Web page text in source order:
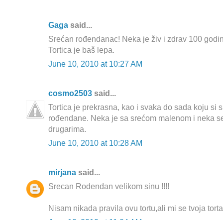
Gaga said...
Srećan rođendanac! Neka je živ i zdrav 100
Tortica je baš lepa.
June 10, 2010 at 10:27 AM
cosmo2503 said...
Tortica je prekrasna, kao i svaka do sada koju si
rođendane. Neka je sa srećom malenom i neka
drugarima.
June 10, 2010 at 10:28 AM
mirjana said...
Srecan Rodendan velikom sinu !!!!
Nisam nikada pravila ovu tortu,ali mi se tvoja